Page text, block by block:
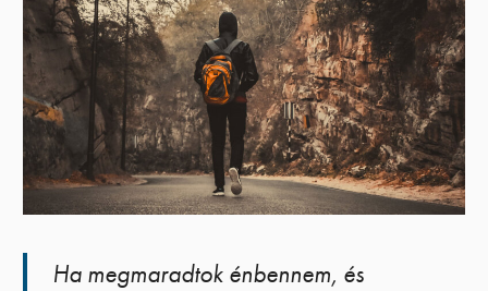
Ha megmaradtok énbennem, és